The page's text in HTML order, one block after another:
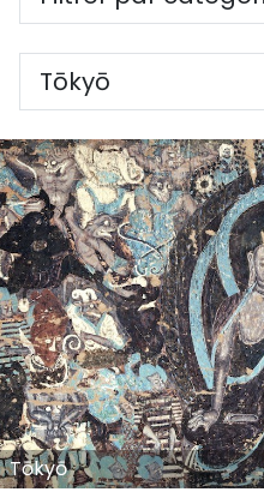
Tōkyō